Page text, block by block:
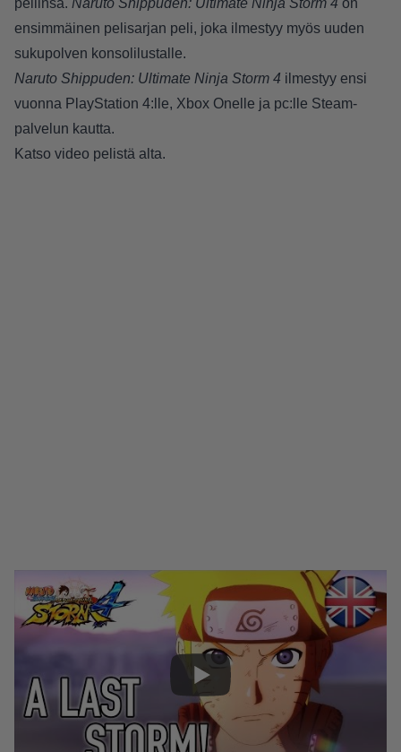
ensimmäinen pelisarjan peli, joka ilmestyy myös uuden
sukupolven konsolilustalle.
Naruto Shippuden: Ultimate Ninja Storm 4 ilmestyy ensi
vuonna PlayStation 4:lle, Xbox Onelle ja pc:lle Steam-
palvelun kautta.
Katso video pelistä alta.